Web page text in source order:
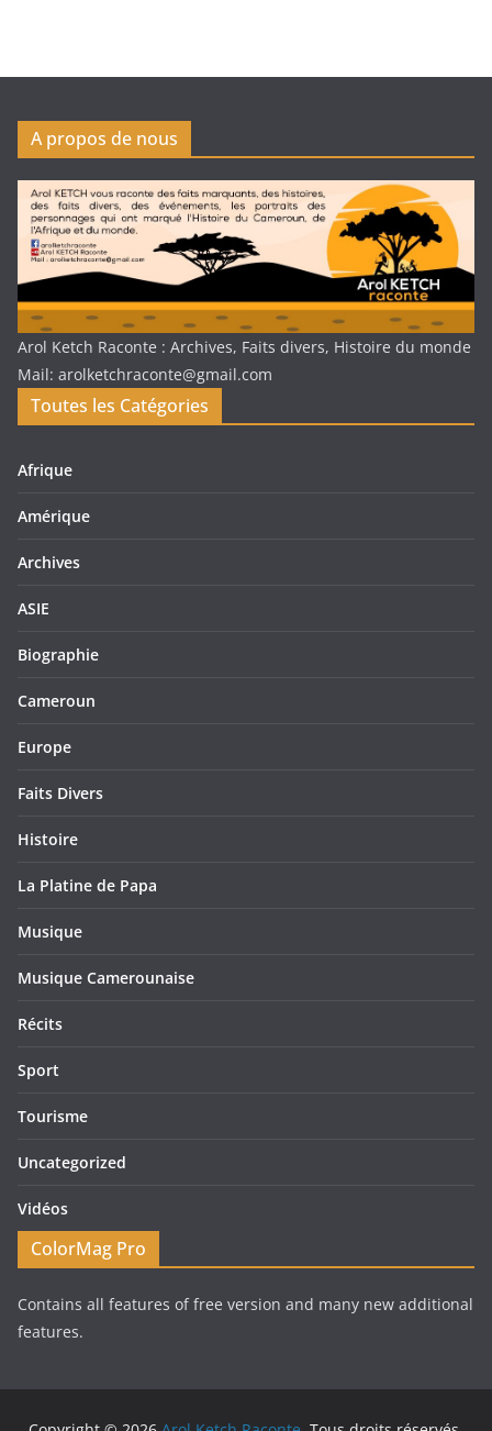
A propos de nous
Arol Ketch Raconte : Archives, Faits divers, Histoire du monde
Mail: arolketchraconte@gmail.com
Toutes les Catégories
Afrique
Amérique
Archives
ASIE
Biographie
Cameroun
Europe
Faits Divers
Histoire
La Platine de Papa
Musique
Musique Camerounaise
Récits
Sport
Tourisme
Uncategorized
Vidéos
ColorMag Pro
Contains all features of free version and many new additional
features.